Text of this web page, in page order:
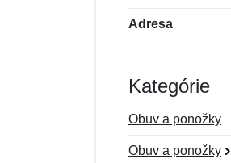
Adresa
Kategórie
Obuv a ponožky
Obuv a ponožky